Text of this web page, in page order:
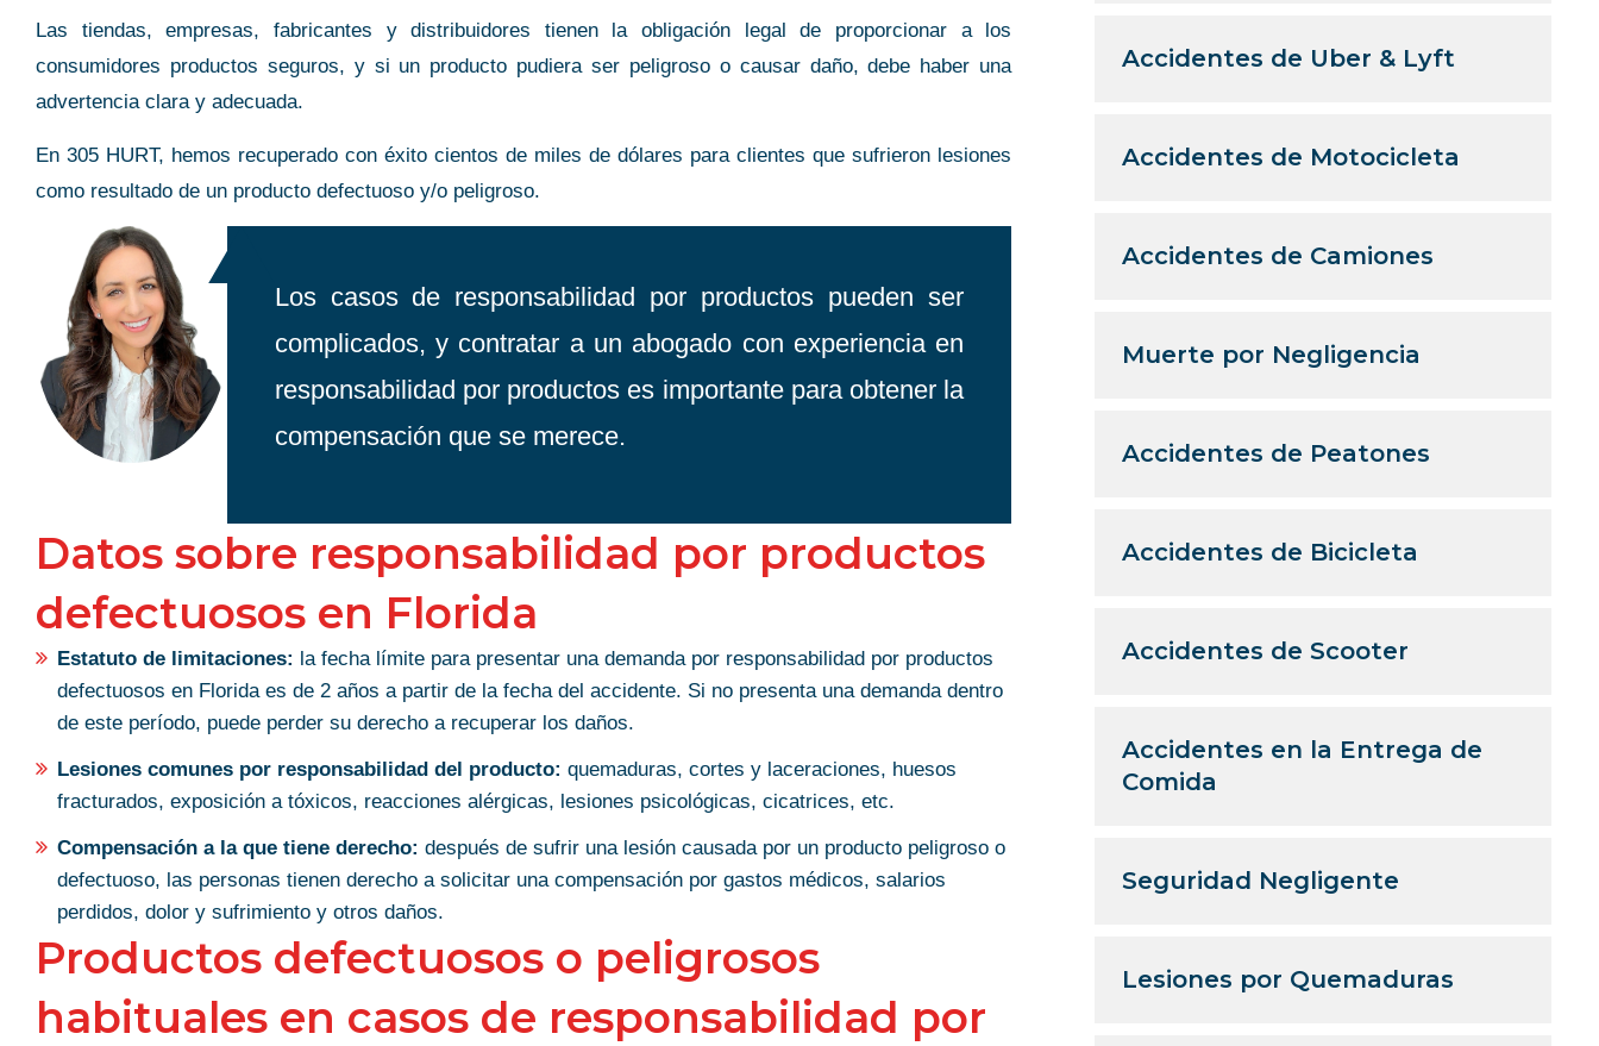
Las tiendas, empresas, fabricantes y distribuidores tienen la obligación legal de proporcionar a los
consumidores productos seguros, y si un producto pudiera ser peligroso o causar daño, debe haber una
advertencia clara y adecuada.
En 305 HURT, hemos recuperado con éxito cientos de miles de dólares para clientes que sufrieron lesiones
como resultado de un producto defectuoso y/o peligroso.
Los casos de responsabilidad por productos pueden ser
complicados, y contratar a un abogado con experiencia en
responsabilidad por productos es importante para obtener la
compensación que se merece.
Datos sobre responsabilidad por productos
defectuosos en Florida
Estatuto de limitaciones: la fecha límite para presentar una demanda por responsabilidad por productos
defectuosos en Florida es de 2 años a partir de la fecha del accidente. Si no presenta una demanda dentro
de este período, puede perder su derecho a recuperar los daños.
Lesiones comunes por responsabilidad del producto: quemaduras, cortes y laceraciones, huesos
fracturados, exposición a tóxicos, reacciones alérgicas, lesiones psicológicas, cicatrices, etc.
Compensación a la que tiene derecho: después de sufrir una lesión causada por un producto peligroso o
defectuoso, las personas tienen derecho a solicitar una compensación por gastos médicos, salarios
perdidos, dolor y sufrimiento y otros daños.
Productos defectuosos o peligrosos
habituales en casos de responsabilidad por
Accidentes de Uber & Lyft
Accidentes de Motocicleta
Accidentes de Camiones
Muerte por Negligencia
Accidentes de Peatones
Accidentes de Bicicleta
Accidentes de Scooter
Accidentes en la Entrega de
Comida
Seguridad Negligente
Lesiones por Quemaduras